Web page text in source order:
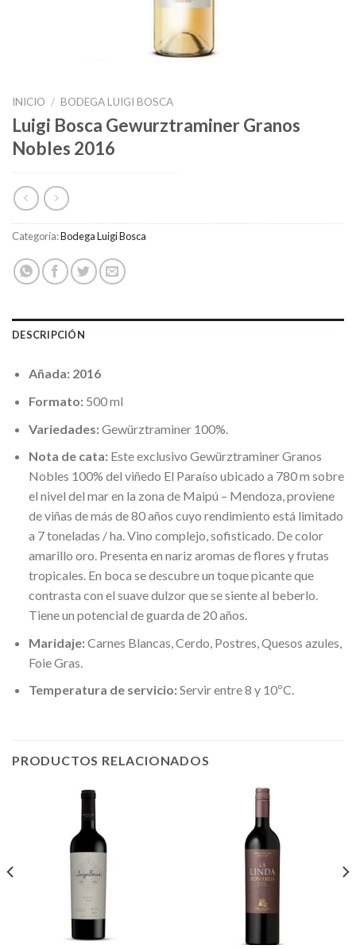
INICIO / BODEGA LUIGI BOSCA
Luigi Bosca Gewurztraminer Granos
Nobles 2016
Categoría:Bodega Luigi Bosca
DESCRIPCIÓN
Añada: 2016
Formato: 500 ml
Variedades:Gewürztraminer 100%.
Nota de cata:Este exclusivo Gewürztraminer Granos
Nobles 100% del viñedo El Paraíso ubicado a 780 m sobre
el nivel del mar en la zona de Maipú – Mendoza, proviene
de viñas de más de 80 años cuyo rendimiento está limitado
a 7 toneladas / ha. Vino complejo, sofisticado. De color
amarillo oro. Presenta en nariz aromas de flores y frutas
tropicales. En boca se descubre un toque picante que
contrasta con el suave dulzor que se siente al beberlo.
Tiene un potencial de guarda de 20 años.
Maridaje:Carnes Blancas, Cerdo, Postres, Quesos azules,
Foie Gras.
Temperatura de servicio:Servir entre 8 y 10ºC.
PRODUCTOS RELACIONADOS